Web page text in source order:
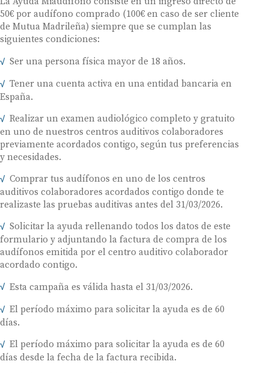
50€ por audífono comprado (100€ en caso de ser cliente
de Mutua Madrileña) siempre que se cumplan las
siguientes condiciones:
Ser una persona física mayor de 18 años.
Tener una cuenta activa en una entidad bancaria en
España.
Realizar un examen audiológico completo y gratuito
en uno de nuestros centros auditivos colaboradores
previamente acordados contigo, según tus preferencias
y necesidades.
Comprar tus audífonos en uno de los centros
auditivos colaboradores acordados contigo donde te
realizaste las pruebas auditivas antes del 31/03/2026.
Solicitar la ayuda rellenando todos los datos de este
formulario y adjuntando la factura de compra de los
audífonos emitida por el centro auditivo colaborador
acordado contigo.
Esta campaña es válida hasta el 31/03/2026.
El período máximo para solicitar la ayuda es de 60
días.
El período máximo para solicitar la ayuda es de 60
días desde la fecha de la factura recibida.